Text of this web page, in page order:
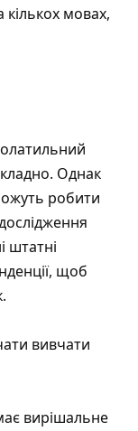
мовах,
Однак
робити
штатні
щоб
вивчати
вирішальне